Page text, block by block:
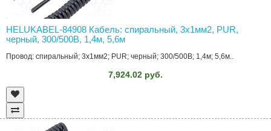
HELUKABEL-84908 Кабель: спиральный, 3x1мм2, PUR,
черный, 300/500В, 1,4м, 5,6м
Провод: спиральный; 3x1мм2; PUR; черный; 300/500В; 1,4м; 5,6м..
7,924.02 руб.